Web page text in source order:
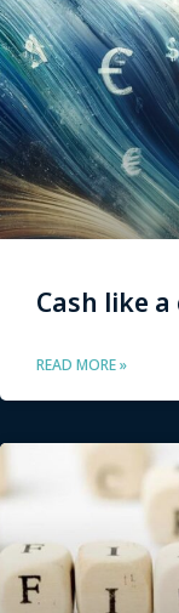
Cash like
READ MORE »